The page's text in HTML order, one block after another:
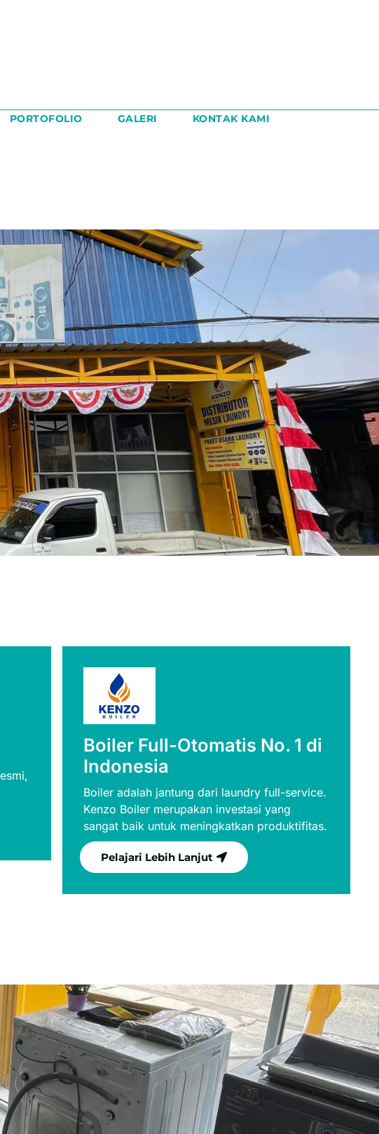
PORTOFOLIO GALERI
KONTAK KAMI
Boiler Full-Otomatis No. 1 di
Indonesia
Boiler adalah jantung dari laundry full-service.
Kenzo Boiler merupakan investasi yang
sangat baik untuk meningkatkan produktifitas.
Pelajari Lebih Lanjut